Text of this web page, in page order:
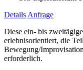
Details Anfrage
Diese ein- bis
erlebnisorientiert, die
Bewegung/
erforderlich.